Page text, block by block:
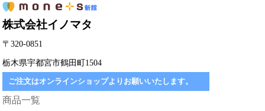
株式会社イノマタ
〒320-0851
栃木県宇都宮市鶴田町1504
ご注文はオンラインショップよりお願いいたします。
商品一覧